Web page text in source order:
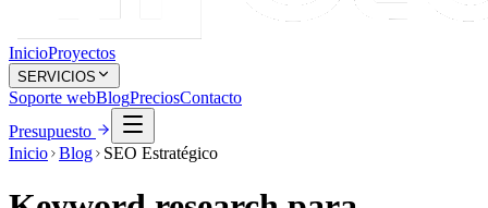
InicioProyectos
SERVICIOS
Soporte webBlogPreciosContacto
Presupuesto
Inicio Blog SEO Estratégico